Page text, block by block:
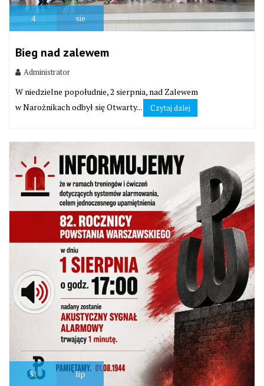
4 sie
Bieg nad zalewem
Administrator
W niedzielne popołudnie, 2 sierpnia, nad Zalewem
w Narożnikach odbył się Otwarty...
Czytaj dalej
31 lip